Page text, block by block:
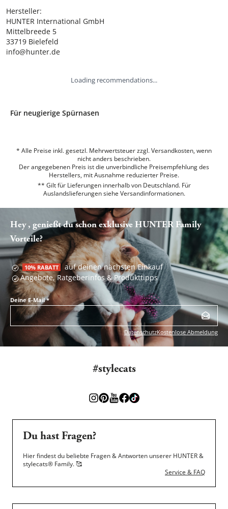
Hersteller:
HUNTER International GmbH
Mittelbreede 5
33719 Bielefeld
info@hunter.de
Loading recommendations...
Für neugierige Spürnasen
* Alle Preise inkl. gesetzl. Mehrwertsteuer zzgl. Versandkosten, wenn
nicht anders beschrieben.
Der angegebenen Preis ist die unverbindliche Preisempfehlung des
Herstellers, mit Ausnahme reduzierter Preise.
** Gilt für Lieferungen innerhalb von Deutschland. Für
Auslandslieferungen siehe Versandinformationen.
Hey , genießt du schon exklusive HUNTER Family
Vorteile?
10% RABATT auf deinen nächsten Einkauf
Angebote, Ratgeberinfos & Produkttipps
Deine E-Mail*
DatenschutzKostenlose Abmeldung
#stylecats
Du hast Fragen?
Hier findest du beliebte Fragen & Antworten unserer HUNTER &
stylecats® Family.🥰
Service & FAQ